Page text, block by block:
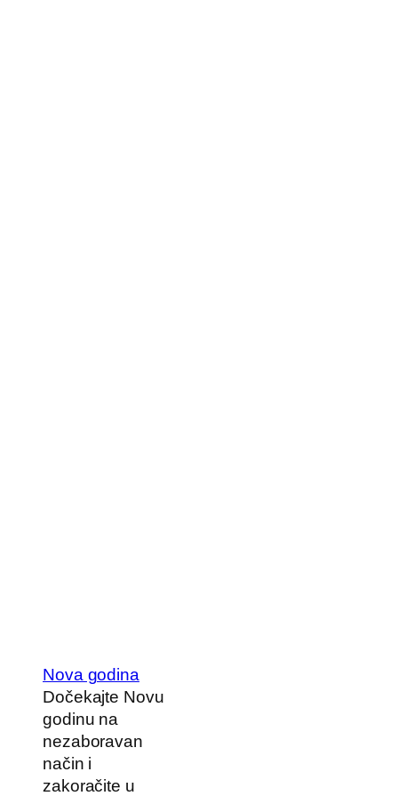
Nova godina
Dočekajte Novu
godinu na
nezaboravan
način i
zakoračite u